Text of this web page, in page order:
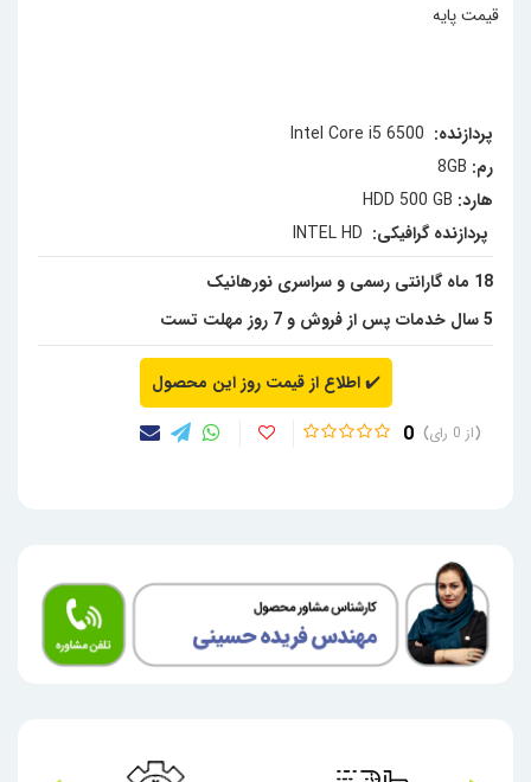
پردازنده:
رم: 8GB
هارد:
پردازنده گرافیکی:
18 ماه گارانتی رسمی و سراسری نورهانیک
5 سال خدمات پس از فروش و 7 روز مهلت تست
✔️اطلاع از قیمت روز این محصول
0 0
قیمت پایه